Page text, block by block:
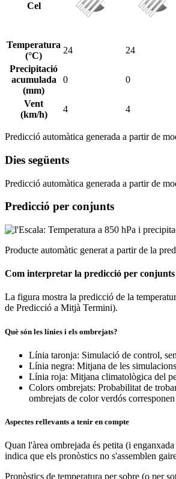
Cel
Temperatura
(°C)
24 24
Precipitació
acumulada
(mm)
0 0
Vent
(km/h)
4 4
Predicció automàtica generada a partir de
Dies següents
Predicció automàtica generada a partir de
Predicció per conjunts
Producte automàtic generat a partir de la
Com interpretar la predicció per conjunts
La figura mostra la predicció de la
de Predicció a Mitjà Termini).
Què són les línies i els ombrejats?
Línia taronja: Simulació de control,
Línia negra: Mitjana de les
Línia roja: Mitjana climatològica del
Colors ombrejats: Probabilitat de
ombrejats de color verdós
Aspectes rellevants a tenir en compte
Quan l'àrea ombrejada és petita (i
indica que els pronòstics no s'assemblen
Pronòstics de temperatura per sobre (o per